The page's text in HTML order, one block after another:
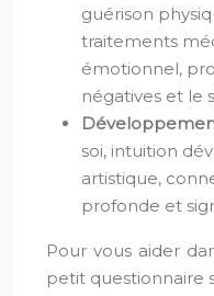
guérison
traitements
émotionnel,
négatives et le
soi, intuition
artistique,
profonde et
Pour vous aider
petit questionnaire